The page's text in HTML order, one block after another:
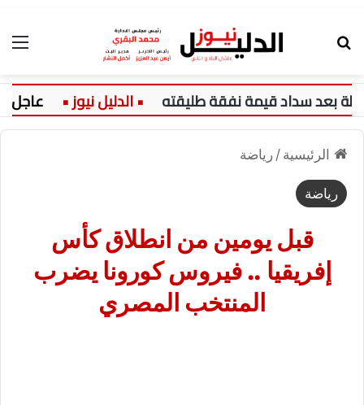
سداد قيمة نفقة طليقته عاجل:
الرئيسية / رياضة
رياضة
قبل يومين من انطلاق كأس
إفريقيا .. فيروس كورونا يضرب
المنتخب المصري